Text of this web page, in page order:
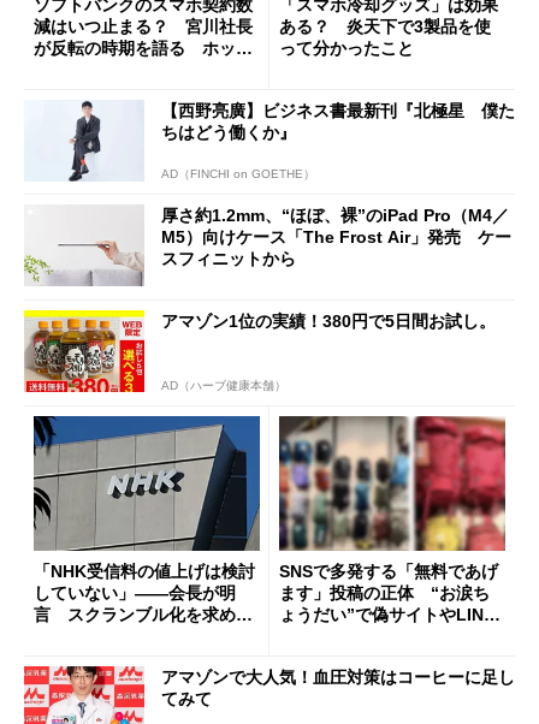
ソフトバンクのスマホ契約数
減はいつ止まる？ 宮川社長
が反転の時期を語る ホッピ
「スマホ冷却グッズ」は効果
ある？ 炎天下で3製品を使
って分かったこと
【西野亮廣】ビジネス書最新刊『北極星 僕た
ちはどう働くか』
AD（FINCHI on GOETHE）
厚さ約1.2mm、“ほぼ、裸”のiPad Pro（M4／
M5）向けケース「The Frost Air」発売 ケー
スフィニットから
アマゾン1位の実績！380円で5日間お試し。
AD（ハーブ健康本舗）
「NHK受信料の値上げは検討
していない」――会長が明
言 スクランブル化を求める
SNSで多発する「無料であげ
ます」投稿の正体 “お涙ち
ょうだい”で偽サイトやLINE
アマゾンで大人気！血圧対策はコーヒーに足し
てみて